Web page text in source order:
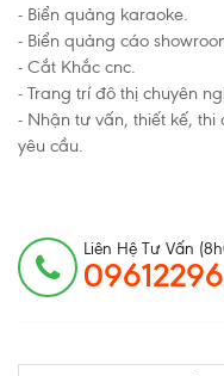
- Biển quảng karaoke.
- Biển quảng cáo
- Cắt Khắc cnc.
- Trang trí đô thị chuyên
- Nhận tư vấn, thiết kế,
yêu cầu.
Liên Hệ Tư Vấn